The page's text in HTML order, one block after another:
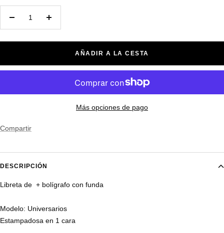
AÑADIR A LA CESTA
Más opciones de pago
Compartir
DESCRIPCIÓN
Libreta de + bolígrafo con funda
Modelo: Universarios
Estampadosa en 1 cara